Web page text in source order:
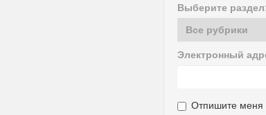
Выберите
Электронный
Отпишите меня